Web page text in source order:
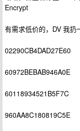
Encrypt
有需求低价的，DV 我扔
02290CB4DAD27E60
60972BEBAB946A0E
60118934521B5F7C
960AA8C180819C5E